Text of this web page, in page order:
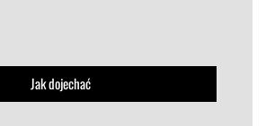
Jak dojechać